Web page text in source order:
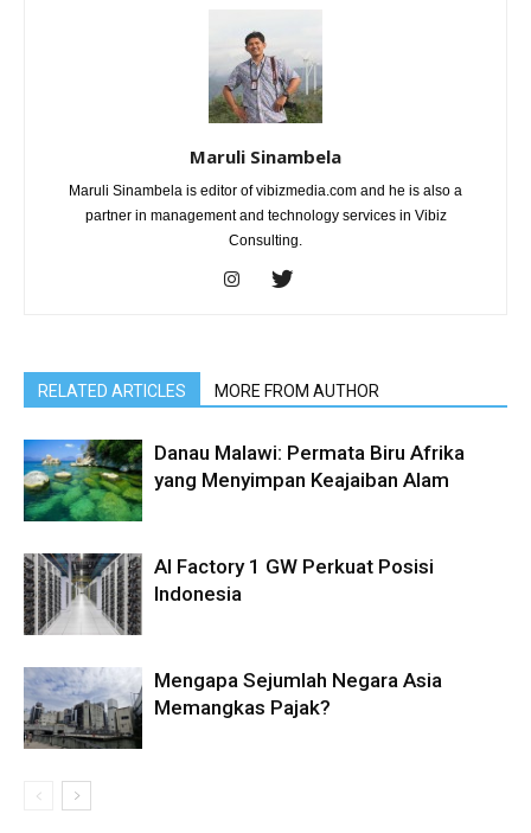
Maruli Sinambela
Maruli Sinambela is editor of vibizmedia.com and he is also a
partner in management and technology services in Vibiz
Consulting.
RELATED ARTICLES MORE FROM AUTHOR
Danau Malawi: Permata Biru Afrika
yang Menyimpan Keajaiban Alam
AI Factory 1 GW Perkuat Posisi
Indonesia
Mengapa Sejumlah Negara Asia
Memangkas Pajak?